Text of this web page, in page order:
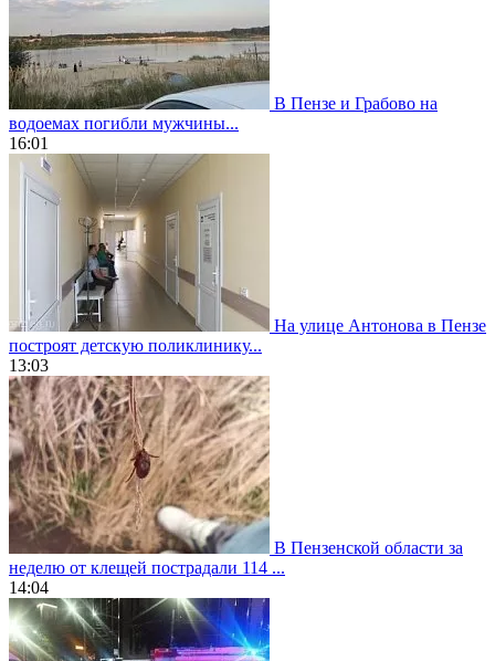
В Пензе и Грабово на
водоемах погибли мужчины...
16:01
На улице Антонова в Пензе
построят детскую поликлинику...
13:03
В Пензенской области за
неделю от клещей пострадали 114 ...
14:04